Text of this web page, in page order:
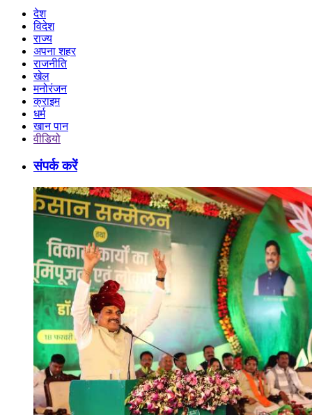
देश
विदेश
राज्य
अपना शहर
राजनीति
खेल
मनोरंजन
क्राइम
धर्म
खान पान
वीडियो
संपर्क करें